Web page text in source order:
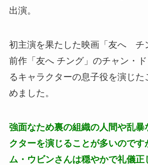
出演。
初主演を果たした映画「友へ チ
前作「友へ チング」のチャン・
るキャラクターの息子役を演じた
めました。
強面なため裏の組織の人間や乱暴
クターを演じることが多いのです
ム・ウビンさんは穏やかで礼儀正